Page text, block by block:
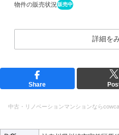
物件の販売状況 販売中
詳細を
Share
中古・リノベーションマンションなら